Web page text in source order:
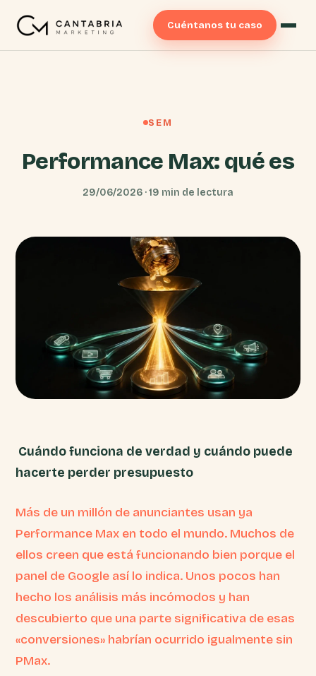
Cuéntanos tu caso
SEM
Performance Max: qué es
29/06/2026 · 19 min de lectura
Cuándo funciona de verdad y cuándo puede
hacerte perder presupuesto
Más de un millón de anunciantes usan ya
Performance Max en todo el mundo. Muchos de
ellos creen que está funcionando bien porque el
panel de Google así lo indica. Unos pocos han
hecho los análisis más incómodos y han
descubierto que una parte significativa de esas
«conversiones» habrían ocurrido igualmente sin
PMax.